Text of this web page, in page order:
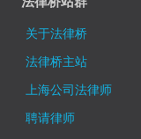
关于法律桥
法律桥主站
上海公司法律师
聘请律师